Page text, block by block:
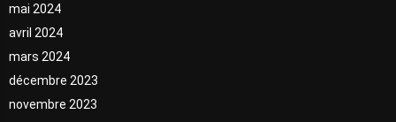
mai 2024
avril 2024
mars 2024
décembre 2023
novembre 2023